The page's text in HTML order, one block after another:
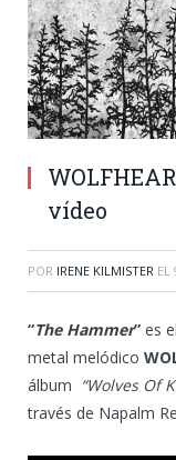
vídeo
POR IRENE KILMISTER EL
“The Hammer” es
metal melódico
álbum “Wolves Of
través de Napalm